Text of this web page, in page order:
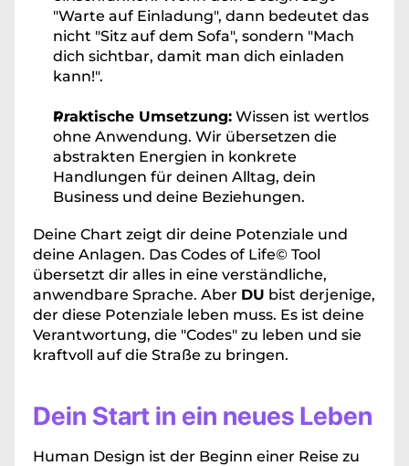
"Warte auf Einladung", dann bedeutet das
nicht "Sitz auf dem Sofa", sondern "Mach
dich sichtbar, damit man dich einladen
kann!".
Praktische Umsetzung: Wissen ist wertlos
ohne Anwendung. Wir übersetzen die
abstrakten Energien in konkrete
Handlungen für deinen Alltag, dein
Business und deine Beziehungen.
Deine Chart zeigt dir deine Potenziale und
deine Anlagen. Das Codes of Life© Tool
übersetzt dir alles in eine verständliche,
anwendbare Sprache. Aber DU bist derjenige,
der diese Potenziale leben muss. Es ist deine
Verantwortung, die "Codes" zu leben und sie
kraftvoll auf die Straße zu bringen.
Dein Start in ein neues Leben
Human Design ist der Beginn einer Reise zu